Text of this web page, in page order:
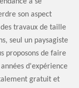
son aspect
travaux de taille
seul un paysagiste
proposons de faire
d'expérience
gratuit et